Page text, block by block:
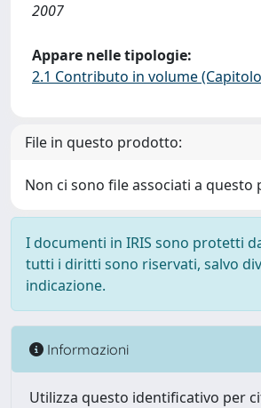
2007
Appare nelle tipologie:
2.1 Contributo in volume
File in questo prodotto:
Non ci sono file associati a questo
I documenti in IRIS sono protetti
tutti i diritti sono riservati, salvo
indicazione.
Informazioni
Utilizza questo identificativo per